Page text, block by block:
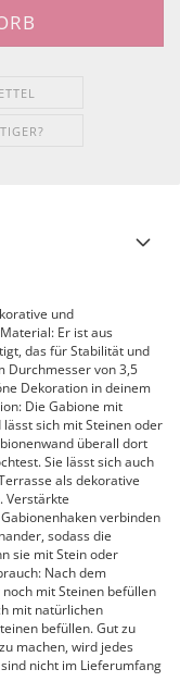
und
Er ist aus
das für Stabilität und
Durchmesser von 3,5
Dekoration in deinem
Die Gabione mit
sich mit Steinen oder
überall dort
Sie lässt sich auch
als dekorative
Verstärkte
verbinden
sodass die
sie mit Stein oder
Nach dem
mit Steinen befüllen
mit natürlichen
befüllen. Gut zu
machen, wird jedes
nicht im Lieferumfang